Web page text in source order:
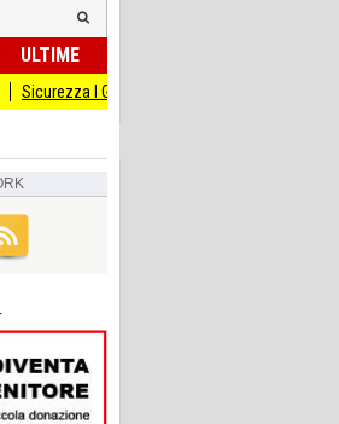
ULTIME
Democratici ribattono ai Giovani di